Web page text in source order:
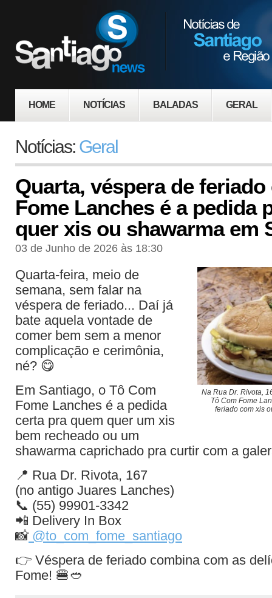
HOME NOTÍCIAS BALADAS GERAL
Notícias: Geral
Quarta, véspera de feriado
Fome Lanches é a pedida
quer xis ou shawarma em
03 de Junho de 2026 às 18:30
Na Rua Dr. Rivota,
Tô Com Fome
feriado com xis
Quarta-feira, meio de
semana, sem falar na
véspera de feriado... Daí já
bate aquela vontade de
comer bem sem a menor
complicação e cerimônia,
né? 😋
Em Santiago, o Tô Com
Fome Lanches é a pedida
certa pra quem quer um xis
bem recheado ou um
shawarma caprichado pra curtir com a
📍 Rua Dr. Rivota, 167
(no antigo Juares Lanches)
📞 (55) 99901-3342
📲 Delivery In Box
📸@to_com_fome_santiago
👉 Véspera de feriado combina com as
Fome! 🍔🥙